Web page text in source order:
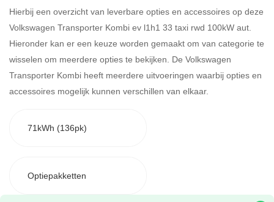
Hierbij een overzicht van leverbare opties en accessoires op deze
Volkswagen Transporter Kombi ev l1h1 33 taxi rwd 100kW aut.
Hieronder kan er een keuze worden gemaakt om van categorie te
wisselen om meerdere opties te bekijken. De Volkswagen
Transporter Kombi heeft meerdere uitvoeringen waarbij opties en
accessoires mogelijk kunnen verschillen van elkaar.
71kWh (136pk)
Optiepakketten